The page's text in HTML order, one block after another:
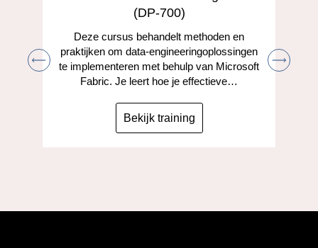
(DP-700)
Deze cursus behandelt methoden en
praktijken om data-engineeringoplossingen
te implementeren met behulp van Microsoft
Fabric. Je leert hoe je effectieve…
Bekijk training